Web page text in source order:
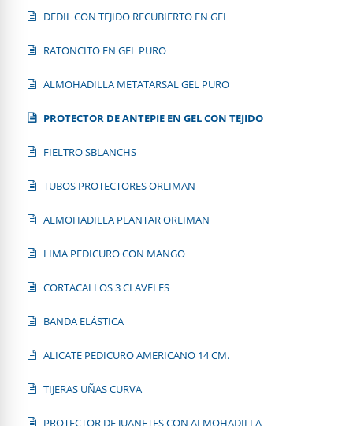
DEDIL CON TEJIDO RECUBIERTO EN GEL
RATONCITO EN GEL PURO
ALMOHADILLA METATARSAL GEL PURO
PROTECTOR DE ANTEPIE EN GEL CON TEJIDO
FIELTRO SBLANCHS
TUBOS PROTECTORES ORLIMAN
ALMOHADILLA PLANTAR ORLIMAN
LIMA PEDICURO CON MANGO
CORTACALLOS 3 CLAVELES
BANDA ELÁSTICA
ALICATE PEDICURO AMERICANO 14 CM.
TIJERAS UÑAS CURVA